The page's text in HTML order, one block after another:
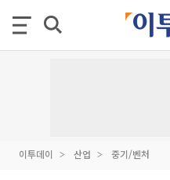
이투데이 산업 중기/벤처